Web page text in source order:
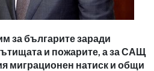
за българите заради
и пожарите, а за САЩ
миграционен натиск и общи